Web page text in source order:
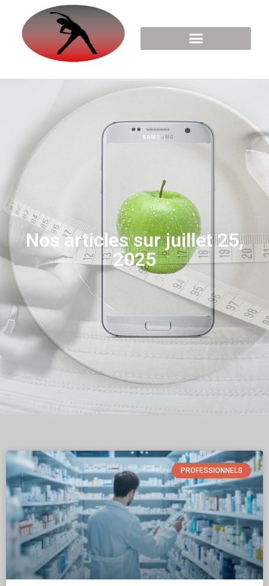
Nos articles sur juillet 25,
2025
PROFESSIONNELS